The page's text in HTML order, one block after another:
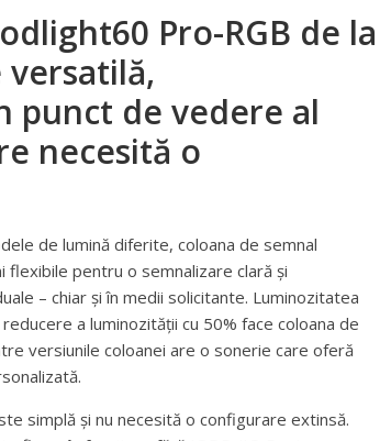
Pro-RGB de la
punct de vedere al
necesită o
de lumină diferite, coloana de semnal
pentru o semnalizare clară și
– chiar și în medii solicitante. Luminozitatea
a luminozității cu 50% face coloana de
versiunile coloanei are o sonerie care oferă
simplă și nu necesită o configurare extinsă.